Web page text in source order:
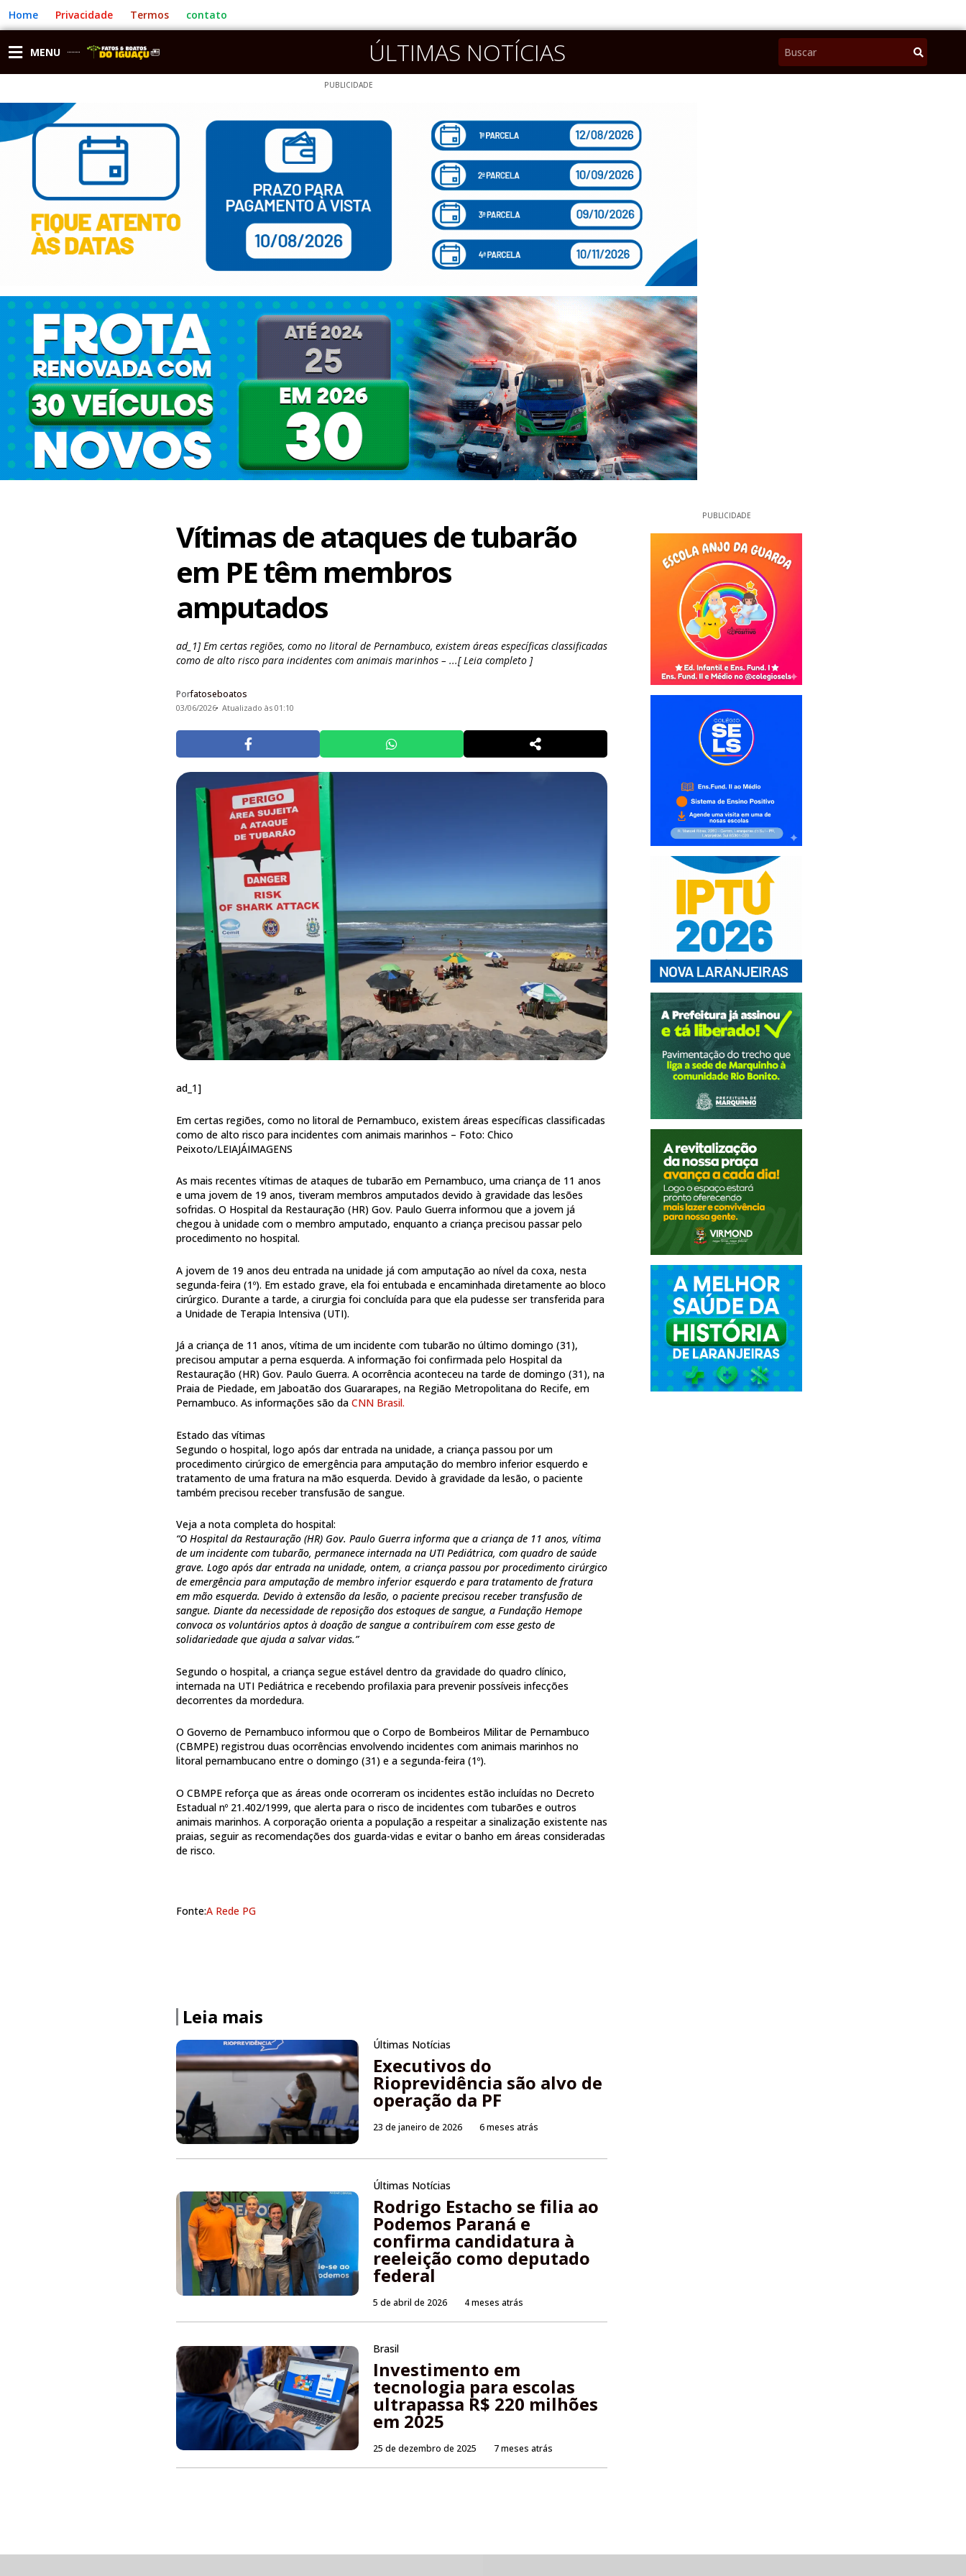
para
o
conteúdo
Home Privacidade Termos contato
MENU ÚLTIMAS NOTÍCIAS Pesquisar
PUBLICIDADE
Vítimas de ataques de tubarão
em PE têm membros
amputados
ad_1] Em certas regiões, como no litoral de Pernambuco, existem áreas específicas classificadas
como de alto risco para incidentes com animais marinhos – ...[ Leia completo ]
Porfatoseboatos
03/06/2026 Atualizado às 01:10
ad_1]
Em certas regiões, como no litoral de Pernambuco, existem áreas específicas classificadas
como de alto risco para incidentes com animais marinhos – Foto: Chico
Peixoto/LEIAJÁIMAGENS
As mais recentes vítimas de ataques de tubarão em Pernambuco, uma criança de 11 anos
e uma jovem de 19 anos, tiveram membros amputados devido à gravidade das lesões
sofridas. O Hospital da Restauração (HR) Gov. Paulo Guerra informou que a jovem já
chegou à unidade com o membro amputado, enquanto a criança precisou passar pelo
procedimento no hospital.
A jovem de 19 anos deu entrada na unidade já com amputação ao nível da coxa, nesta
segunda-feira (1º). Em estado grave, ela foi entubada e encaminhada diretamente ao bloco
cirúrgico. Durante a tarde, a cirurgia foi concluída para que ela pudesse ser transferida para
a Unidade de Terapia Intensiva (UTI).
Já a criança de 11 anos, vítima de um incidente com tubarão no último domingo (31),
precisou amputar a perna esquerda. A informação foi confirmada pelo Hospital da
Restauração (HR) Gov. Paulo Guerra. A ocorrência aconteceu na tarde de domingo (31), na
Praia de Piedade, em Jaboatão dos Guararapes, na Região Metropolitana do Recife, em
Pernambuco. As informações são daCNN Brasil.
Estado das vítimas
Segundo o hospital, logo após dar entrada na unidade, a criança passou por um
procedimento cirúrgico de emergência para amputação do membro inferior esquerdo e
tratamento de uma fratura na mão esquerda. Devido à gravidade da lesão, o paciente
também precisou receber transfusão de sangue.
Veja a nota completa do hospital:
“O Hospital da Restauração (HR) Gov. Paulo Guerra informa que a criança de 11 anos, vítima
de um incidente com tubarão, permanece internada na UTI Pediátrica, com quadro de saúde
grave. Logo após dar entrada na unidade, ontem, a criança passou por procedimento cirúrgico
de emergência para amputação de membro inferior esquerdo e para tratamento de fratura
em mão esquerda. Devido à extensão da lesão, o paciente precisou receber transfusão de
sangue. Diante da necessidade de reposição dos estoques de sangue, a Fundação Hemope
convoca os voluntários aptos à doação de sangue a contribuírem com esse gesto de
solidariedade que ajuda a salvar vidas.”
Segundo o hospital, a criança segue estável dentro da gravidade do quadro clínico,
internada na UTI Pediátrica e recebendo profilaxia para prevenir possíveis infecções
decorrentes da mordedura.
O Governo de Pernambuco informou que o Corpo de Bombeiros Militar de Pernambuco
(CBMPE) registrou duas ocorrências envolvendo incidentes com animais marinhos no
litoral pernambucano entre o domingo (31) e a segunda-feira (1º).
O CBMPE reforça que as áreas onde ocorreram os incidentes estão incluídas no Decreto
Estadual nº 21.402/1999, que alerta para o risco de incidentes com tubarões e outros
animais marinhos. A corporação orienta a população a respeitar a sinalização existente nas
praias, seguir as recomendações dos guarda-vidas e evitar o banho em áreas consideradas
de risco.
Fonte:A Rede PG
Leia mais
Últimas Notícias
Executivos do
Rioprevidência são alvo de
operação da PF
23 de janeiro de 2026 6 meses atrás
Últimas Notícias
Rodrigo Estacho se filia ao
Podemos Paraná e
confirma candidatura à
reeleição como deputado
federal
5 de abril de 2026 4 meses atrás
Brasil
Investimento em
tecnologia para escolas
ultrapassa R$ 220 milhões
em 2025
25 de dezembro de 2025 7 meses atrás
PUBLICIDADE